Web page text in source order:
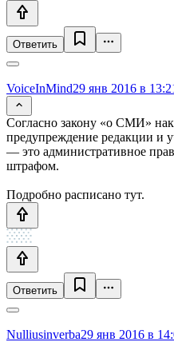
Ответить
VoiceInMind29 янв 2016 в
Согласно закону «о СМИ»
предупреждение редакции и
— это административное
штрафом.
Подробно расписано тут.
Ответить
Nulliusinverba29 янв 2016 в